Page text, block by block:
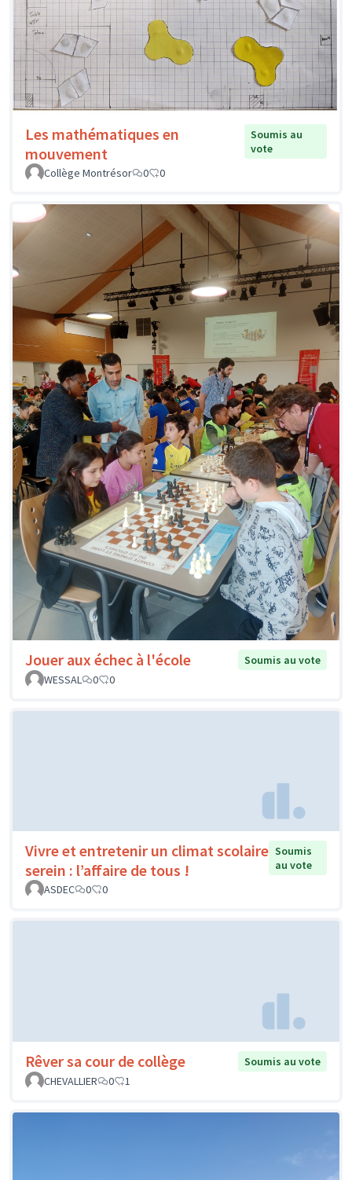
Les mathématiques en
mouvement
Soumis au
vote
Collège Montrésor
0 0
Jouer aux échec à l'école
Soumis au vote
WESSAL
0 0
Vivre et entretenir un climat scolaire
serein : l’affaire de tous !
Soumis
au vote
ASDEC
0 0
Rêver sa cour de collège
Soumis au vote
CHEVALLIER
0 1